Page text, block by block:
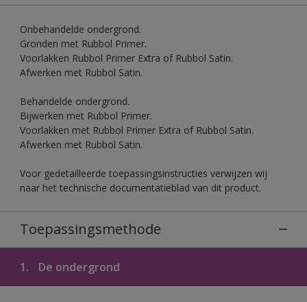
Onbehandelde ondergrond.
Gronden met Rubbol Primer.
Voorlakken Rubbol Primer Extra of Rubbol Satin.
Afwerken met Rubbol Satin.
Behandelde ondergrond.
Bijwerken met Rubbol Primer.
Voorlakken met Rubbol Primer Extra of Rubbol Satin.
Afwerken met Rubbol Satin.
Voor gedetailleerde toepassingsinstructies verwijzen wij
naar het technische documentatieblad van dit product.
Toepassingsmethode
1. De ondergrond